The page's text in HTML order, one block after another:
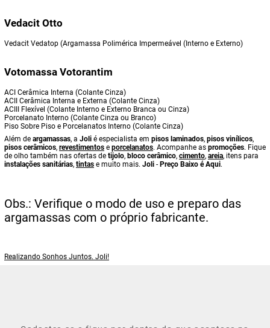
Vedacit Otto
Vedacit Vedatop (Argamassa Polimérica Impermeável (Interno e Externo)
Votomassa Votorantim
ACI Cerâmica Interna (Colante Cinza)
ACII Cerâmica Interna e Externa (Colante Cinza)
ACIII Flexível (Colante Interno e Externo Branca ou Cinza)
Porcelanato Interno (Colante Cinza ou Branco)
Piso Sobre Piso e Porcelanatos Interno (Colante Cinza)
Além de argamassas, a Joli é especialista em pisos laminados, pisos vinílicos,
pisos cerâmicos, revestimentos e porcelanatos. Acompanhe as promoções. Fique
de olho também nas ofertas de tijolo, bloco cerâmico, cimento, areia, itens para
instalações sanitárias, tintas e muito mais. Joli - Preço Baixo é Aqui.
Obs.: Verifique o modo de uso e preparo das
argamassas com o próprio fabricante.
Realizando Sonhos Juntos. Joli!